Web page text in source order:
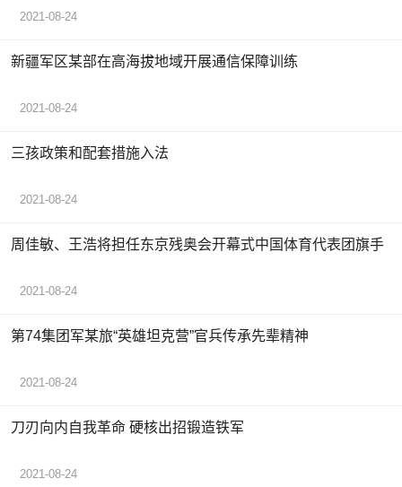
2021-08-24
新疆军区某部在高海拔地域开展通信保障训练
2021-08-24
三孩政策和配套措施入法
2021-08-24
周佳敏、王浩将担任东京残奥会开幕式中国体育代表团旗手
2021-08-24
第74集团军某旅“英雄坦克营”官兵传承先辈精神
2021-08-24
刀刃向内自我革命 硬核出招锻造铁军
2021-08-24